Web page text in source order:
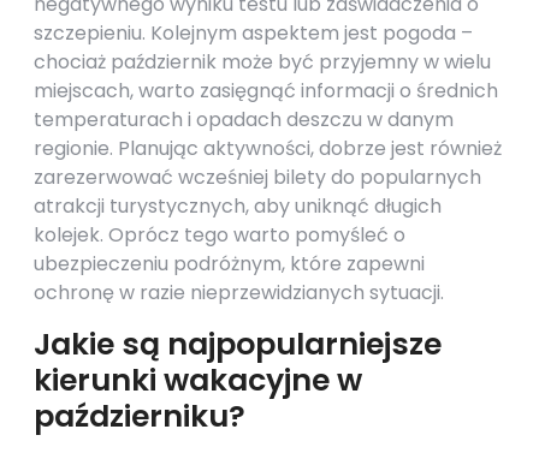
szczepieniu. Kolejnym aspektem jest pogoda –
chociaż październik może być przyjemny w wielu
miejscach, warto zasięgnąć informacji o średnich
temperaturach i opadach deszczu w danym
regionie. Planując aktywności, dobrze jest również
zarezerwować wcześniej bilety do popularnych
atrakcji turystycznych, aby uniknąć długich
kolejek. Oprócz tego warto pomyśleć o
ubezpieczeniu podróżnym, które zapewni
ochronę w razie nieprzewidzianych sytuacji.
Jakie są najpopularniejsze
kierunki wakacyjne w
październiku?